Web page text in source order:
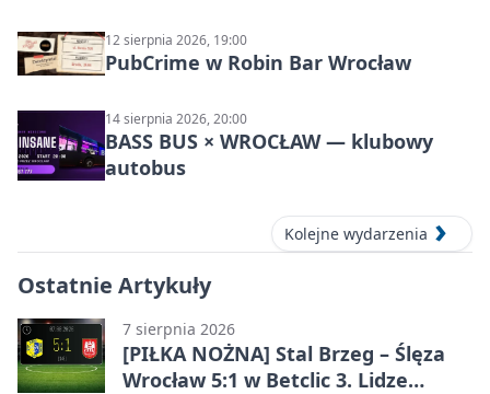
12 sierpnia 2026, 19:00
PubCrime w Robin Bar Wrocław
14 sierpnia 2026, 20:00
BASS BUS × WROCŁAW — klubowy
autobus
Kolejne wydarzenia
Ostatnie Artykuły
7 sierpnia 2026
[PIŁKA NOŻNA] Stal Brzeg – Ślęza
Wrocław 5:1 w Betclic 3. Lidze